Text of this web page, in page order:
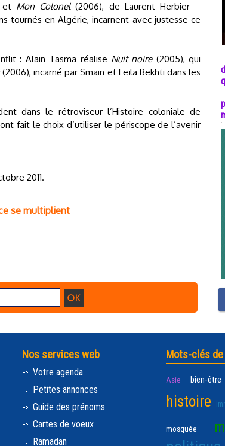
et Mon Colonel(2006), de Laurent Herbier –
tournés en Algérie, incarnent avec justesse ce
: Alain Tasma réalise Nuit noire(2005), qui
(2006), incarné par Smaïn et Leïla Bekhti dans les
dans le rétroviseur l’Histoire coloniale de
fait le choix d’utiliser le périscope de l’avenir
2011.
se multiplient
Nos services web
Votre agenda
Petites annonces
Guide des prénoms
Cartes de voeux
Ramadan
Mots-clés
Asie bien-être
histoire
mosquée